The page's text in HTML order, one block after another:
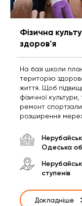
Фізична
здоров'я
На базі школи
територію
життя. Щоб
фізичної
ремонт
розширення
Одеська
ступенів
Докладніше